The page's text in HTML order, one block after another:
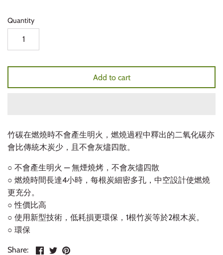
Quantity
Add to cart
竹碳在燃燒時不會產生明火，燃燒過程中釋出的二氧化碳亦
會比傳統木炭少，且不會灰燼四散。
○ 不會產生明火 — 無煙燒烤，不會灰燼四散
○ 燃燒時間長達4小時，每根炭細密多孔，中空設計使燃燒
更充分。
○ 性價比高
○ 使用新型技術，低耗損更環保，1根竹炭等於2根木炭。
○ 環保
Share:
ShareSharePin